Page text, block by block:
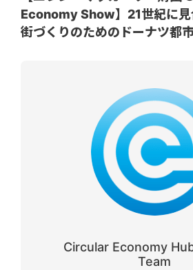
Economy Show】21世紀に見
街づくりのためのドーナツ都
Circular Economy
Team